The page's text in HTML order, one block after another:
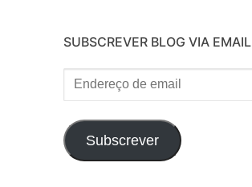
SUBSCREVER BLOG VIA EMAIL
Endereço
de
email
Subscrever